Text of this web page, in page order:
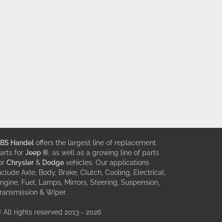
Handel offers the largest line of replacement
for Jeep ® , as well as a growing line of parts
Chrysler & Dodge vehicles. Our applications
Axle, Body, Brake, Clutch, Cooling, Electrical,
Fuel, Lamps, Mirrors, Steering, Suspension,
& Wiper.
All rights reserved 2013 - 2026